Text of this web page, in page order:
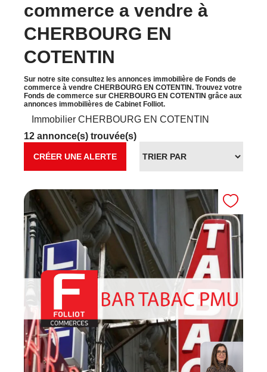
commerce a vendre à
CHERBOURG EN
COTENTIN
Sur notre site consultez les annonces immobilière de Fonds de
commerce à vendre CHERBOURG EN COTENTIN. Trouvez votre
Fonds de commerce sur CHERBOURG EN COTENTIN grâce aux
annonces immobilières de Cabinet Folliot.
Immobilier CHERBOURG EN COTENTIN
12 annonce(s) trouvée(s)
CRÉER UNE ALERTE